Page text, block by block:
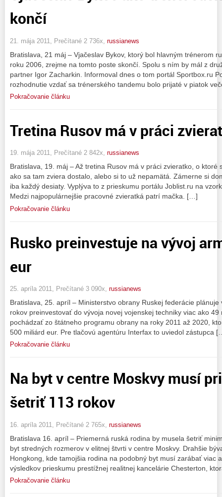
končí
21. mája 2011, Prečítané 2 736x, russianews
Bratislava, 21 máj – Vjačeslav Bykov, ktorý bol hlavným trénerom
roku 2006, zrejme na tomto poste skončí. Spolu s ním by mál z
partner Igor Zacharkin. Informoval dnes o tom portál Sportbox.ru
rozhodnutie vzdať sa trénerského tandemu bolo prijaté v piatok
Pokračovanie článku
Tretina Rusov má v práci
19. mája 2011, Prečítané 2 842x, russianews
Bratislava, 19. máj – Až tretina Rusov má v práci zvieratko, o ktoré
ako sa tam zviera dostalo, alebo si to už nepamätá. Zámerne si
iba každý desiaty. Vyplýva to z prieskumu portálu Joblist.ru na
Medzi najpopulárnejšie pracovné zvieratká patrí mačka. […]
Pokračovanie článku
Rusko preinvestuje na vývoj
eur
25. apríla 2011, Prečítané 3 090x, russianews
Bratislava, 25. apríl – Ministerstvo obrany Ruskej federácie
rokov preinvestovať do vývoja novej vojenskej techniky viac ako
pochádzať zo štátneho programu obrany na roky 2011 až 2020,
500 miliárd eur. Pre tlačovú agentúru Interfax to uviedol zástupca
Pokračovanie článku
Na byt v centre Moskvy musí
šetriť 113 rokov
16. apríla 2011, Prečítané 2 765x, russianews
Bratislava 16. apríl – Priemerná ruská rodina by musela šetriť
byt stredných rozmerov v elitnej štvrti v centre Moskvy. Drahšie
Hongkong, kde tamojšia rodina na podobný byt musí zarábať viac
výsledkov prieskumu prestížnej realitnej kancelárie Chesterton,
Pokračovanie článku